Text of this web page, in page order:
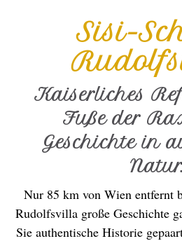
Sisi-
Kaiserliches
Fuße der
Geschichte in
Natur.
Nur 85 km von Wien entfernt
Rudolfsvilla große Geschichte
Sie authentische Historie